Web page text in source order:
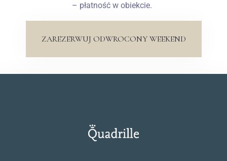
– płatność w obiekcie.
ZAREZERWUJ ODWROCONY WEEKEND